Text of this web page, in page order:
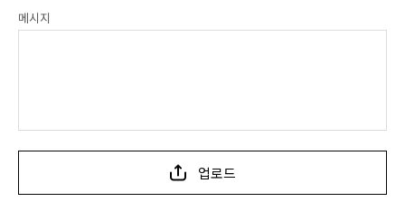
메시지
업로드